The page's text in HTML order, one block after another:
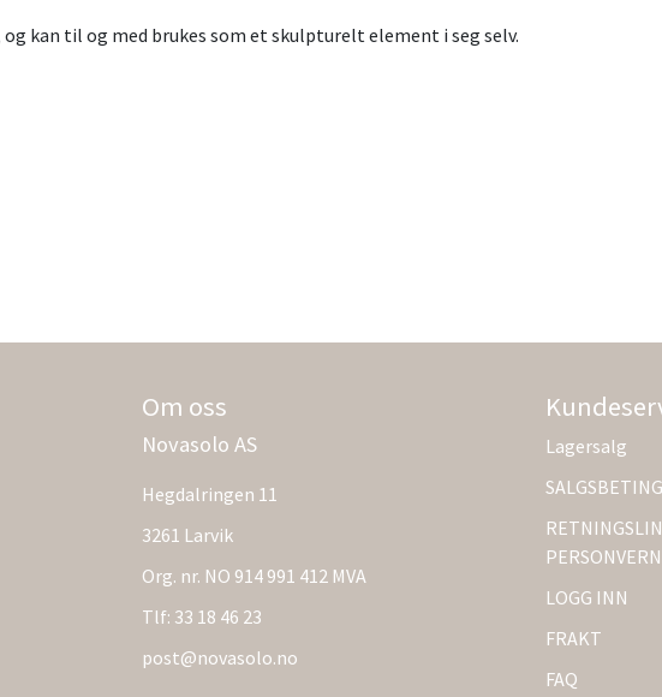
kan til og med brukes som et skulpturelt element i seg selv.
Om oss
Novasolo AS
Hegdalringen 11
3261 Larvik
Org. nr. NO 914 991 412 MVA
Tlf: 33 18 46 23
post@novasolo.no
Lagersalg
PERSONVERN
LOGG INN
FRAKT
FAQ